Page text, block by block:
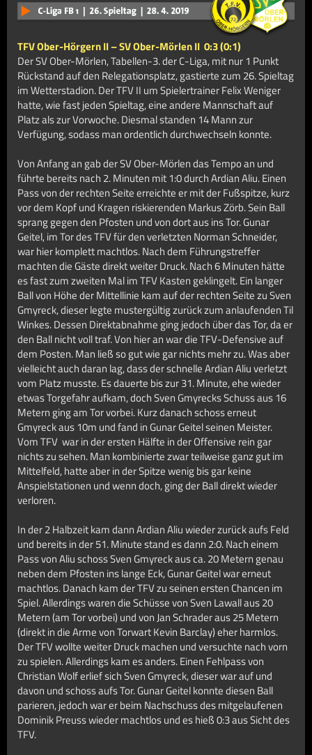
TFV Ober-Hörgern II – SV Ober-Mörlen II 0:3 (0:1)
Der SV Ober-Mörlen, Tabellen-3. der C-Liga, mit nur 1 Punkt
Rückstand auf den Relegationsplatz, gastierte zum 26. Spieltag
im Wetterstadion. Der TFV II um Spielertrainer Felix Weniger
hatte, wie fast jeden Spieltag, eine andere Mannschaft auf
Platz als zur Vorwoche. Diesmal standen 14 Mann zur
Verfügung, sodass man ordentlich durchwechseln konnte.
Von Anfang an gab der SV Ober-Mörlen das Tempo an und
führte bereits nach 2. Minuten mit 1:0 durch Ardian Aliu. Einen
Pass von der rechten Seite erreichte er mit der Fußspitze, kurz
vor dem Kopf und Kragen riskierenden Markus Zörb. Sein Ball
sprang gegen den Pfosten und von dort aus ins Tor. Gunar
Geitel, im Tor des TFV für den verletzten Norman Schneider,
war hier komplett machtlos. Nach dem Führungstreffer
machten die Gäste direkt weiter Druck. Nach 6 Minuten hätte
es fast zum zweiten Mal im TFV Kasten geklingelt. Ein langer
Ball von Höhe der Mittellinie kam auf der rechten Seite zu Sven
Gmyreck, dieser legte mustergültig zurück zum anlaufenden Til
Winkes. Dessen Direktabnahme ging jedoch über das Tor, da er
den Ball nicht voll traf. Von hier an war die TFV-Defensive auf
dem Posten. Man ließ so gut wie gar nichts mehr zu. Was aber
vielleicht auch daran lag, dass der schnelle Ardian Aliu verletzt
vom Platz musste. Es dauerte bis zur 31. Minute, ehe wieder
etwas Torgefahr aufkam, doch Sven Gmyrecks Schuss aus 16
Metern ging am Tor vorbei. Kurz danach schoss erneut
Gmyreck aus 10m und fand in Gunar Geitel seinen Meister.
Vom TFV war in der ersten Hälfte in der Offensive rein gar
nichts zu sehen. Man kombinierte zwar teilweise ganz gut im
Mittelfeld, hatte aber in der Spitze wenig bis gar keine
Anspielstationen und wenn doch, ging der Ball direkt wieder
verloren.
In der 2 Halbzeit kam dann Ardian Aliu wieder zurück aufs Feld
und bereits in der 51. Minute stand es dann 2:0. Nach einem
Pass von Aliu schoss Sven Gmyreck aus ca. 20 Metern genau
neben dem Pfosten ins lange Eck, Gunar Geitel war erneut
machtlos. Danach kam der TFV zu seinen ersten Chancen im
Spiel. Allerdings waren die Schüsse von Sven Lawall aus 20
Metern (am Tor vorbei) und von Jan Schrader aus 25 Metern
(direkt in die Arme von Torwart Kevin Barclay) eher harmlos.
Der TFV wollte weiter Druck machen und versuchte nach vorn
zu spielen. Allerdings kam es anders. Einen Fehlpass von
Christian Wolf erlief sich Sven Gmyreck, dieser war auf und
davon und schoss aufs Tor. Gunar Geitel konnte diesen Ball
parieren, jedoch war er beim Nachschuss des mitgelaufenen
Dominik Preuss wieder machtlos und es hieß 0:3 aus Sicht des
TFV.